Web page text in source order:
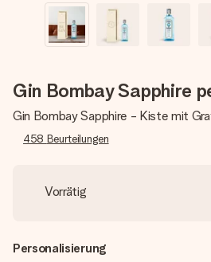
Gin Bombay Sapphire
Gin Bombay Sapphire - Kiste mit
458 Beurteilungen
Vorrätig
Personalisierung